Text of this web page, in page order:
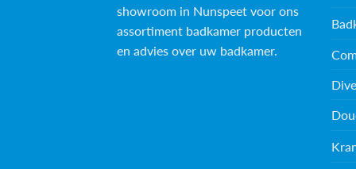
showroom in Nunspeet voor ons
assortiment badkamer producten
en advies over uw badkamer.